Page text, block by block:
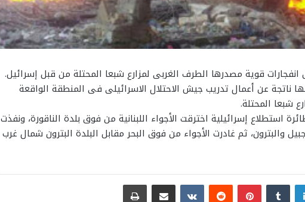
قوية مصدرها الطرف الغربى لمزارع شبعا المحتلة من قبل إسرائيل.
نحو 30 انفجارا تبين أنها ناتجة عن أعمال تدريب جيش الاحتلال الاسرائيلى فى المنطقة الواقعة
شبعا المحتلة.
استطلاع إسرائيلية اخترقت الأجواء اللبنانية من فوق بلدة الناقورة، ونفذت
والبترون، ثم غادرت الأجواء من فوق البحر مقابل البلدة البترون شمال غرب
لينكدإن بينتيريست مشاركة عبر البريد طباعة